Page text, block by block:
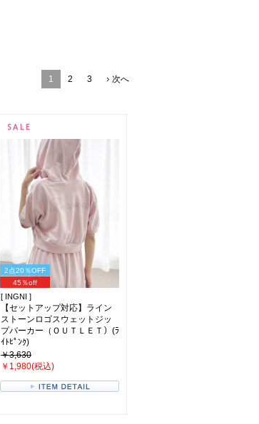
1 2 3 次へ
2点20％OFF
45％off
[ INGNI ]
【セットアップ対応】ライン
ストーンロゴスウェットジッ
プパーカー（ＯＵＴＬＥＴ）(ﾗ
ｲﾄﾋﾟﾝｸ)
￥3,630
￥1,980(税込)